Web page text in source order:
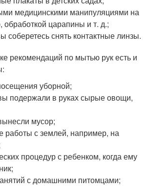
медицинскими манипуляциями на
царапины и т. д.;
соберетесь снять контактные линзы.
рекомендаций по мытью рук есть и
уборной;
подержали в руках сырые овощи,
мусор;
работы с землей, например, на
процедур с ребенком, когда ему
с домашними питомцами;